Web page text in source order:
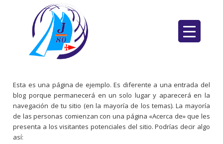
Esta es una página de ejemplo. Es diferente a una entrada del
blog porque permanecerá en un solo lugar y aparecerá en la
navegación de tu sitio (en la mayoría de los temas). La mayoría
de las personas comienzan con una página «Acerca de» que les
presenta a los visitantes potenciales del sitio. Podrías decir algo
así: